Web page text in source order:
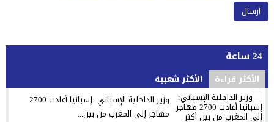
24 ساعة
الأكثر قراءة الأكثر شعبية
وزير الداخلية الإسباني: إسبانيا أعادت 2700
مهاجر إلى المغرب من بين...